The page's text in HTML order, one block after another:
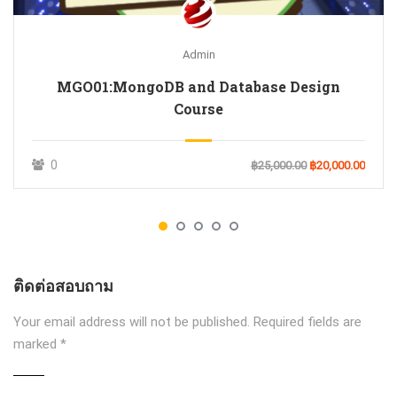
Admin
MGO01:MongoDB and Database Design
Course
0 ฿25,000.00฿20,000.00
ติดต่อสอบถาม
Your email address will not be published. Required fields are
marked *